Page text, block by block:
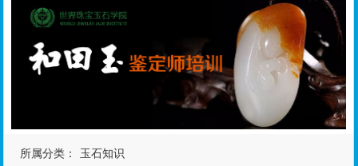
所属分类： 玉石知识